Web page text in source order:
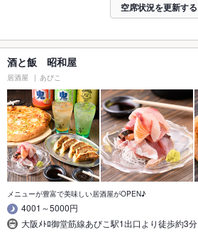
空席状況を更新する
酒と飯 昭和屋
居酒屋 あびこ
メニューが豊富で美味しい居酒屋がOPEN♪
4001～5000円
大阪ﾒﾄﾛ御堂筋線あびこ駅1出口より徒歩約3分